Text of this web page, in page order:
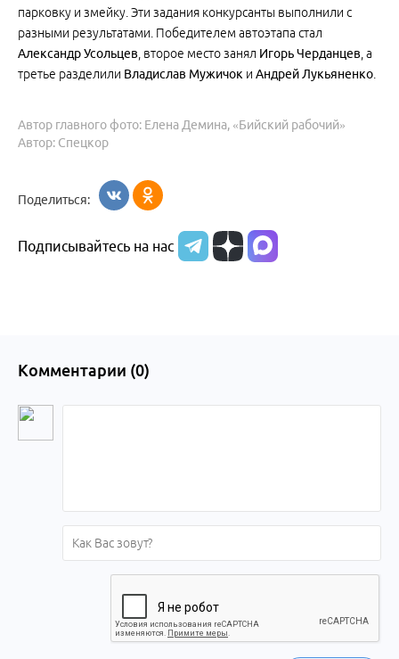
парковку и змейку. Эти задания конкурсанты выполнили с
разными результатами. Победителем автоэтапа стал
Александр Усольцев , второе место занял Игорь Черданцев , а
третье разделили Владислав Мужичок и Андрей Лукьяненко
Автор: Спецкор
Автор главного фото: Елена Демина, «Бийский рабочий»
Поделиться:
Подписывайтесь на нас
Комментарии (0)